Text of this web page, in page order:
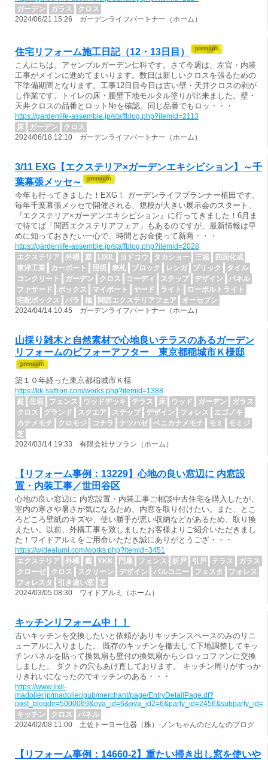
ガーデン
ガラス
クロス
2024/06/21 15:26 ガーデンライフパートナー（ホーム）
住宅リフォーム施工日記（12・13日目）
こんにちは。アセンブルガーデン仁科です。さて今週は、左官・内装
工事がメインに進めてまいります。数日は新しいクロスを張るための
下準備期間となります。工事12日目今日は古い壁・天井クロスの剥が
し作業です。トイレの床・腰壁下地モルタル塗りが出来ました。壁・
天井クロスの品番とロット№を確認。同じ品番でもロッ・・・
https://gardenlife-assemble.jp/staffblog.php?itemid=2113
床
ガーデン
クロス
2024/06/18 12:10 ガーデンライフパートナー（ホーム）
3/11 EXG【エクステリア×ガーデンエキシビション】～千
葉幕張メッセ～
今年も行ってきました！EXG！ ガーデンライフプランナー植田です。
毎年千葉幕張メッセで開催される、規模が大きい展示会のスタート、
『エクステリア×ガーデンエキシビション』に行ってきました！6月ま
で待てば「関西エクステリアフェア」もあるのですが、最新情報は早
めに知っておきたい一心で、時間とお金使って新商・・・
https://gardenlife-assemble.jp/staffblog.php?itemid=2028
エクステリア
外構 庭 LIXIL ヨドコウ タカショー 三協
四国化成
東洋工業
カーポート 照明 表札 ブロック レンガ ブリック
タイル
コンクリート
ガーデン クロス コーディ ステップ デザイン
パネル
ファサード
ボックス マイポート ヤード ライト
ローボルトライト
宅配ボックス
バラ 楡 関西エクステリアフェア
オーセブン
2024/04/14 10:45 ガーデンライフパートナー（ホーム）
山採り雑木と自然素材で心地良いテラスのあるガーデン
リフォームのビフォーアフター 東京都稲城市Ｋ様邸
築１０年経った東京都稲城市Ｋ様
https://kk-saffron.com/works.php?itemid=1388
庭
生垣 フェンス ウッドデッキ テラス 床 ウッド ガーデン
ガラス
クロス
グランド スクエア ステップ デザイン フォレス
エゴノキ
カナメモチ
クロモジ コナラ ナツハゼ ベニカナメモチ モミ
モミジ
芝
2024/03/14 19:33 有限会社サフラン（ホーム）
【リフォーム事例：13229】心地の良い窓辺に 内窓設
置・内装工事／世田谷区
心地の良い窓辺に 内窓設置・内装工事ご相談中古住宅を購入したが、
室内の寒さや暑さが気になるため、内窓を取り付けたい。また、とこ
ろどころ壁紙のキズや、使い勝手が悪い収納などがあるため、取り換
えたい。以前、外構工事を致しましたお客様よりご紹介いただきまし
た！ワイドアルミをご用命いただき誠にありがとうござ・・・
https://widealumi.com/works.php?itemid=3451
エクステリア
外構 庭 YKK 門扉 フェンス 折戸 引戸 テラス
ガラス
クローゼ
クロス スクリーン デザイン バルコニー フェスタ
フォレス
フォレスタ
引き違い窓
芝
2024/03/05 08:30 ワイドアルミ（ホーム）
キッチンリフォーム中！！
古いキッチンを交換したいと依頼がありキッチンスペースのみのリニ
ューアルに入りました。 既存のキッチンを撤去して下地調整してキッ
チンパネルを貼って換気扇も壁付の換気扇からシロッコファンに交換
しました。 ダクトの穴もあけ直しております。 キッチン周りがすっか
りきれいになったのでキッチンのある・・・
https://www.lixil-
madolier.jp/madolier/pub/merchant/page/EntryDetailPage.df?
キッチン
クロス
パネル
2024/02/08 11:00 土佐トーヨー住器（株）-ノンちゃんのだんなのブログ
【リフォーム事例：14660-2】重たい掃き出し窓を使いや